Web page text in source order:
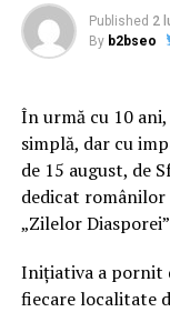
Published 2
By b2bseo
În urmă cu 10
simplă, dar cu
de 15 august, de
dedicat
„Zilelor
Inițiativa a pornit
fiecare localitate